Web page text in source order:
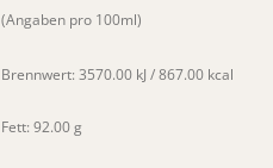
(Angaben pro 100ml)
Brennwert: 3570.00 kJ / 867.00 kcal
Fett: 92.00 g